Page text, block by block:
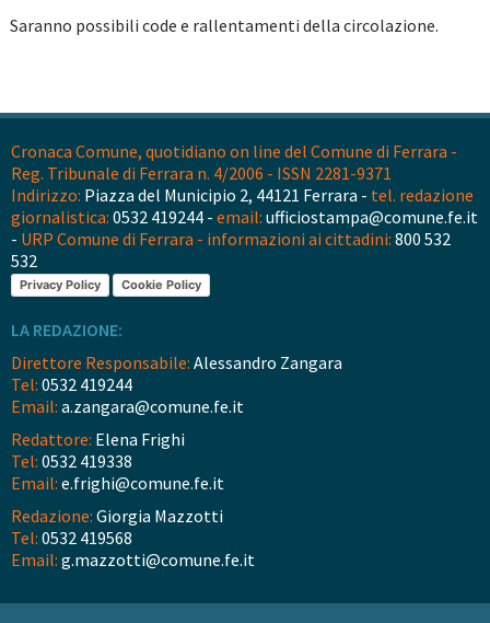
Saranno possibili code e rallentamenti della circolazione.
Cronaca Comune, quotidiano on line del Comune di Ferrara -
Reg. Tribunale di Ferrara n. 4/2006 - ISSN 2281-9371
Indirizzo: Piazza del Municipio 2, 44121 Ferrara - tel. redazione
giornalistica: 0532 419244 - email: ufficiostampa@comune.fe.it
- URP Comune di Ferrara - informazioni ai cittadini: 800 532
532
Privacy Policy Cookie Policy
LA REDAZIONE:
Direttore Responsabile: Alessandro Zangara
Tel: 0532 419244
Email: a.zangara@comune.fe.it
Redattore: Elena Frighi
Tel: 0532 419338
Email: e.frighi@comune.fe.it
Redazione: Giorgia Mazzotti
Tel: 0532 419568
Email: g.mazzotti@comune.fe.it